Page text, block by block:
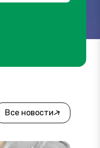
Все новости